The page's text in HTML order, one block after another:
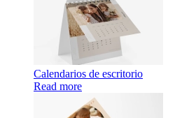
Calendarios de escritorio
Read more